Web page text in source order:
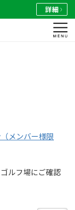
詳細
メンバー様限
ルフ場にご確認